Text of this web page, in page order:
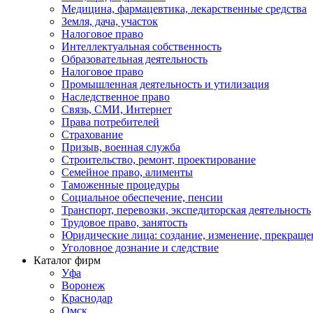
Медицина, фармацевтика, лекарственные средства
Земля, дача, участок
Налоговое право
Интеллектуальная собственность
Образовательная деятельность
Налоговое право
Промышленная деятельность и утилизация
Наследственное право
Связь, СМИ, Интернет
Права потребителей
Страхование
Призыв, военная служба
Строительство, ремонт, проектирование
Семейное право, алименты
Таможенные процедуры
Социальное обеспечение, пенсии
Транспорт, перевозки, экспедиторская деятельность
Трудовое право, занятость
Юридические лица: создание, изменение,
Уголовное дознание и следствие
Каталог фирм
Уфа
Воронеж
Краснодар
Омск